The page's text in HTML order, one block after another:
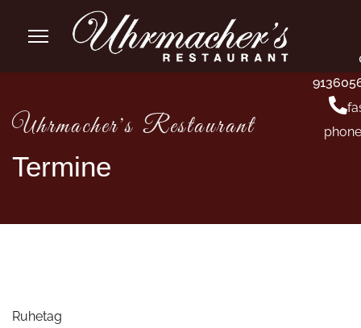
Uhrmacher's Restaurant
Termine
Ruhetag